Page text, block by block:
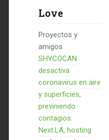
Love
Proyectos y
amigos
SHYCOCAN
desactiva
coronavirus en aire
y superficies,
previniendo
contagios.
Next.LA, hosting